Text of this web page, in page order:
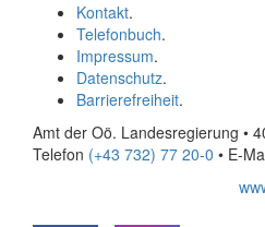
Kontakt.
Telefonbuch.
Impressum.
Datenschutz.
Barrierefreiheit.
Amt der Oö. Landesregierung •
Telefon (+43 732) 77 20-0 • E-